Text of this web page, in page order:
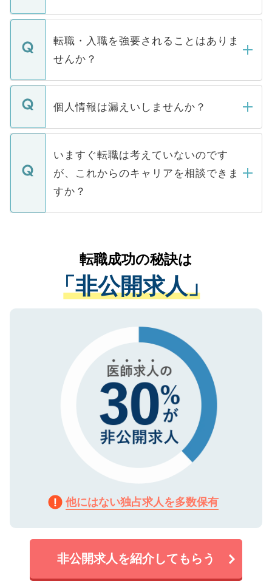
ます。通常、5営業日以内にはご連絡をせて
いただきますので、しばらくお待ちくださ
マイナビDOCTORで取り扱っている求人の
うち約3割は、Webサイトからご覧いただ
けない「非公開求人」です。非公開求人は
下記の理由によって、一般には公開してい
ません。
■応募殺到を避けるため 人気のある医療機
関を公にしてしまうと、応募が殺到する場
に、医療機関が求める条件に合った人材の
みを人材紹介会社に依頼するケースが増え
ています。
転職・入職を強要されることはありま
せんか？
転職・入職を強要することは一切ありませ
ん。また、仮に応募先から内定をいただい
定を承諾する必要はありません。内定先へ
の辞退の連絡はキャリアパートナーが行い
個人情報は漏えいしませんか？
個人情報が漏えいすることはありませんの
で、ご安心ください。当サイトからの登録
などで収集したご登録者様の個人情報は、
ご本人のキャリアアップおよび転職活動の
支援を目的に使用いたします。お預かりし
ているすべての個人データはご本人の許可
は、個人情報の取り扱いについての厳密な
管理基準を満たした事業者のみに付与され
る、プライバシーマークを取得済みです。
で、機密保持に関してもご安心ください。
いますぐ転職は考えていないのです
が、これからのキャリアを相談できま
すか？
かがいして、現在の医療機関の状況や紹介
経験をまじえながら、適切なアドバイスを
させていただきます。すぐにご転職をされ
ない方には、長期的なサポートが可能です
ので、まずはご登録ください。
転職成功の秘訣は
「非公開求人」
他にはない独占求人を多数保有
非公開求人を紹介してもらう